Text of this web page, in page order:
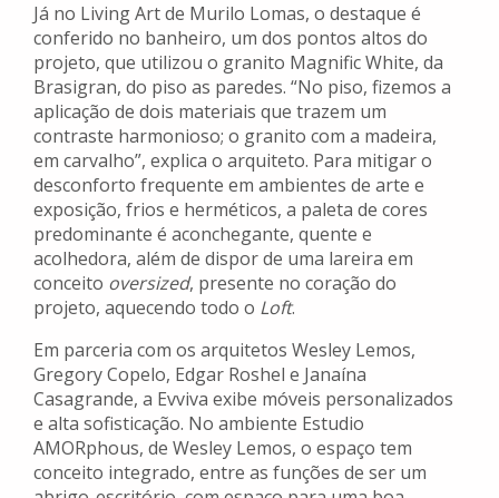
Já no Living Art de Murilo Lomas, o destaque é
conferido no banheiro, um dos pontos altos do
projeto, que utilizou o granito Magnific White, da
Brasigran, do piso as paredes. “No piso, fizemos a
aplicação de dois materiais que trazem um
contraste harmonioso; o granito com a madeira,
em carvalho”, explica o arquiteto. Para mitigar o
desconforto frequente em ambientes de arte e
exposição, frios e herméticos, a paleta de cores
predominante é aconchegante, quente e
acolhedora, além de dispor de uma lareira em
conceito oversized, presente no coração do
projeto, aquecendo todo o Loft.
Em parceria com os arquitetos Wesley Lemos,
Gregory Copelo, Edgar Roshel e Janaína
Casagrande, a Evviva exibe móveis personalizados
e alta sofisticação. No ambiente Estudio
AMORphous, de Wesley Lemos, o espaço tem
conceito integrado, entre as funções de ser um